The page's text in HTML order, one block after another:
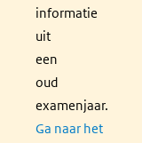
informatie
uit
een
oud
examenjaar.
Ga naar het